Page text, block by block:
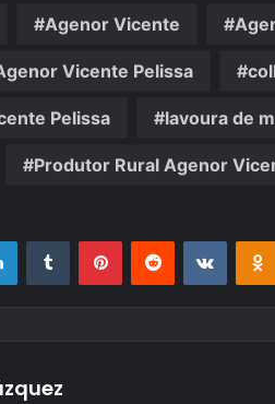
Agenor Vicente
Vicente Pelissa
Pelissa lavoura de
Produtor Rural Agenor
LinkedinTumblr PinterestReddit VK